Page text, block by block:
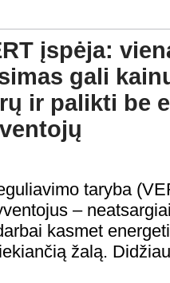
įspėja:
gali
ir palikti be
taryba
–
kasmet
žalą.